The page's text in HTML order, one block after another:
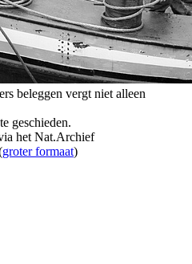
beleggen vergt niet alleen
geschieden.
het Nat.Archief
groter formaat)